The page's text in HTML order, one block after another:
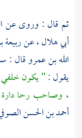
ثم قال : وروى عن
أبي هلال، عن
الله بن عمروقال :
يقول :" يكون خلفي
، وصاحب رحا
أحمد بن الحسن